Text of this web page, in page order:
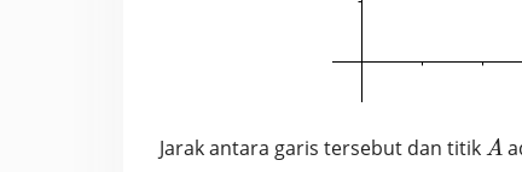
Jarak antara garis tersebut dan titik A
A